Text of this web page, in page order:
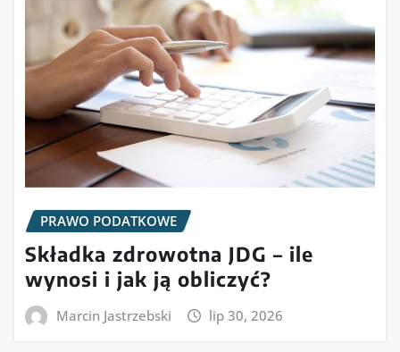
PRAWO PODATKOWE
Składka zdrowotna JDG – ile
wynosi i jak ją obliczyć?
Marcin Jastrzebski lip 30, 2026